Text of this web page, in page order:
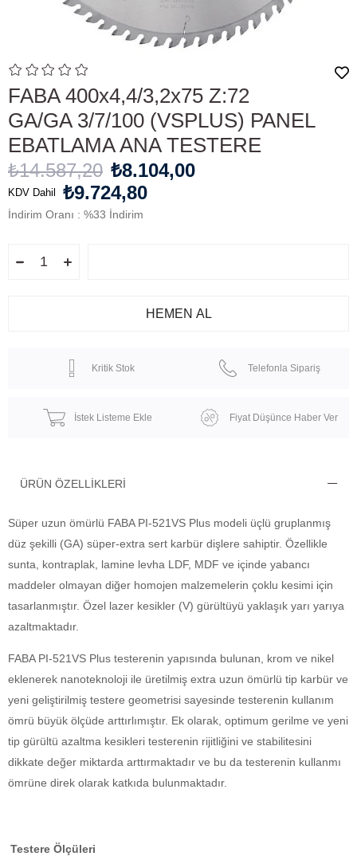
FABA 400x4,4/3,2x75 Z:72
GA/GA 3/7/100 (VSPLUS) PANEL
EBATLAMA ANA TESTERE
₺14.587,20 ₺8.104,00
KDV Dahil ₺9.724,80
İndirim Oranı : %33 İndirim
Kritik Stok Telefonla Sipariş
İstek Listeme Ekle Fiyat Düşünce Haber Ver
ÜRÜN ÖZELLIKLERI
Süper uzun ömürlü FABA PI-521VS Plus modeli üçlü gruplanmış
düz şekilli (GA) süper-extra sert karbür dişlere sahiptir. Özellikle
sunta, kontraplak, lamine levha LDF, MDF ve içinde yabancı
maddeler olmayan diğer homojen malzemelerin çoklu kesimi için
tasarlanmıştır. Özel lazer kesikler (V) gürültüyü yaklaşık yarı yarıya
azaltmaktadır.
FABA PI-521VS Plus testerenin yapısında bulunan, krom ve nikel
eklenerek nanoteknoloji ile üretilmiş extra uzun ömürlü tip karbür ve
yeni geliştirilmiş testere geometrisi sayesinde testerenin kullanım
ömrü büyük ölçüde arttırlımıştır. Ek olarak, optimum gerilme ve yeni
tip gürültü azaltma kesikleri testerenin rijitliğini ve stabilitesini
dikkate değer miktarda arttırmaktadır ve bu da testerenin kullanmı
ömrüne direk olarak katkıda bulunmaktadır.
Testere Ölçüleri